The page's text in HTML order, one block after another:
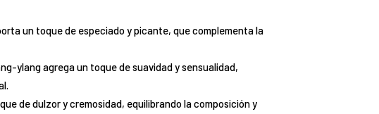
un toque de especiado y picante, que complementa la
ylang agrega un toque de suavidad y sensualidad,
de dulzor y cremosidad, equilibrando la composición y